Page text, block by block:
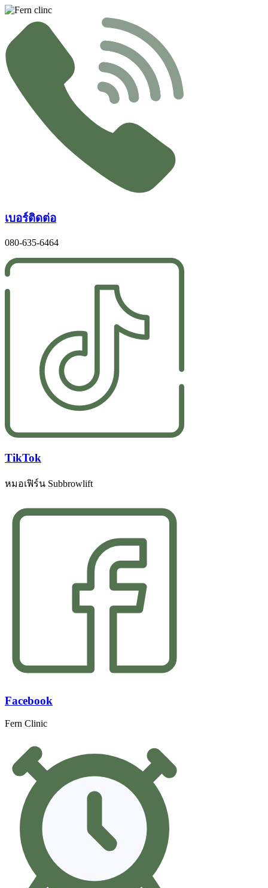
Skip
content
เบอร์ติดต่อ
080-635-6464
TikTok
หมอเฟิร์น Subbrowlift
Facebook
Fern Clinic